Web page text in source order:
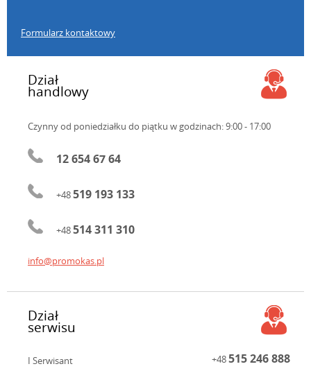
Formularz kontaktowy
Dział
handlowy
Czynny od poniedziałku do piątku w godzinach: 9:00 - 17:00
12 654 67 64
+48519 193 133
+48514 311 310
info@promokas.pl
Dział
serwisu
I Serwisant +48515 246 888